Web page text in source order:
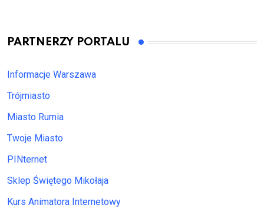
PARTNERZY PORTALU
Informacje Warszawa
Trójmiasto
Miasto Rumia
Twoje Miasto
PINternet
Sklep Świętego Mikołaja
Kurs Animatora Internetowy